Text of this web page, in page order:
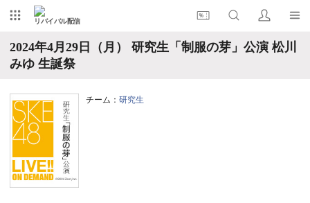
リバイバル配信
2024年4月29日（月） 研究生「制服の芽」公演 松川
みゆ 生誕祭
チーム： 研究生